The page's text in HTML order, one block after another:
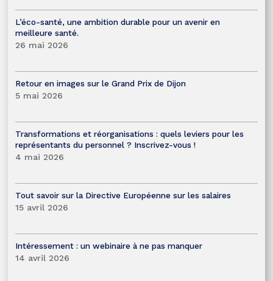
L’éco-santé, une ambition durable pour un avenir en
meilleure santé.
26 mai 2026
Retour en images sur le Grand Prix de Dijon
5 mai 2026
Transformations et réorganisations : quels leviers pour les
représentants du personnel ? Inscrivez-vous !
4 mai 2026
Tout savoir sur la Directive Européenne sur les salaires
15 avril 2026
Intéressement : un webinaire à ne pas manquer
14 avril 2026